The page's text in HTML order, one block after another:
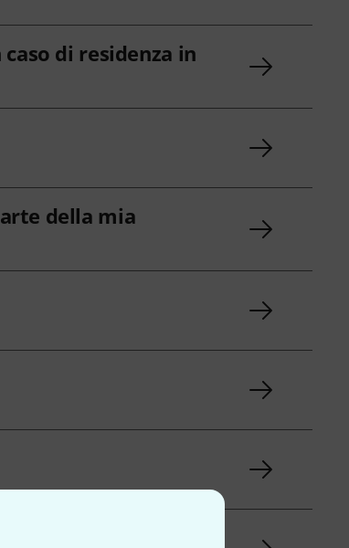
di residenza in
della mia